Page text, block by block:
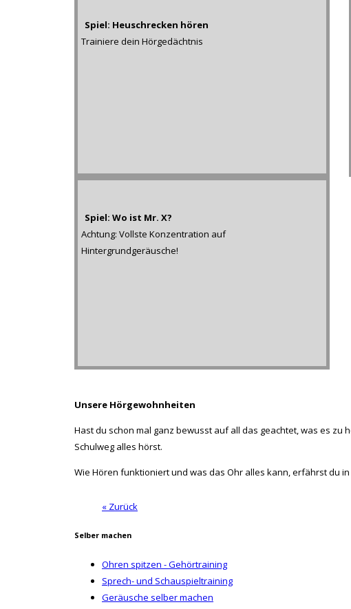
Spiel: Heuschrecken hören
Trainiere dein Hörgedächtnis
Spiel: Wo ist Mr. X?
Achtung: Vollste Konzentration auf
Hintergrundgeräusche!
Unsere Hörgewohnheiten
Hast du schon mal ganz bewusst auf all das geachtet, was es zu
Schulweg alles hörst.
Wie Hören funktioniert und was das Ohr alles kann, erfährst du
« Zurück
Selber machen
Ohren spitzen - Gehörtraining
Sprech- und Schauspieltraining
Geräusche selber machen